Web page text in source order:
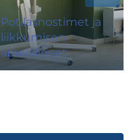
Potilasnostimet ja
liikkumisen
apuvälineet